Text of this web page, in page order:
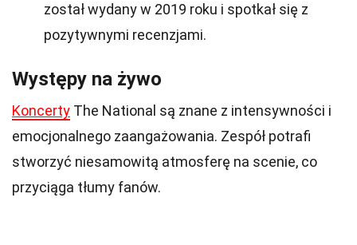
został wydany w 2019 roku i spotkał się z
pozytywnymi recenzjami.
Występy na żywo
Koncerty The National są znane z intensywności i
emocjonalnego zaangażowania. Zespół potrafi
stworzyć niesamowitą atmosferę na scenie, co
przyciąga tłumy fanów.